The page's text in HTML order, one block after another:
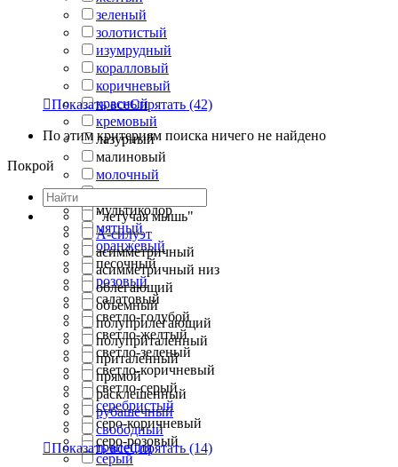
зеленый
золотистый
изумрудный
коралловый
коричневый
красный
кремовый
лазурный
малиновый
молочный
морская волна
мультиколор
мятный
оранжевый
песочный
розовый
салатовый
светло-голубой
светло-желтый
светло-зеленый
светло-коричневый
светло-серый
серебристый
серо-коричневый
серо-розовый
серый
Показать всеСпрятать (42)
По этим критериям поиска ничего не найдено
Покрой
"летучая мышь"
А-силуэт
асимметричный
асимметричный низ
облегающий
объемный
полуприлегающий
полуприталенный
приталенный
прямой
расклешенный
рубашечный
свободный
трапеция
Показать всеСпрятать (14)